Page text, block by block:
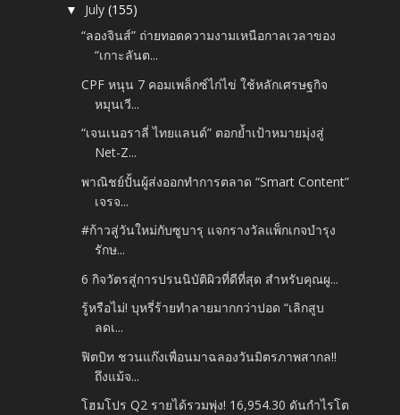
▼ July(155)
“ลองจินส์” ถ่ายทอดความงามเหนือกาลเวลาของ
“เกาะลันต...
CPF หนุน 7 คอมเพล็กซ์ไก่ไข่ ใช้หลักเศรษฐกิจ
หมุนเวี...
“เจนเนอราลี่ ไทยแลนด์” ตอกย้ำเป้าหมายมุ่งสู่
Net-Z...
พาณิชย์ปั้นผู้ส่งออกทำการตลาด “Smart Content”
เจรจ...
#ก้าวสู่วันใหม่กับซูบารุ แจกรางวัลแพ็กเกจบำรุง
รักษ...
6 กิจวัตรสู่การปรนนิบัติผิวที่ดีที่สุด สำหรับคุณผู...
รู้หรือไม่! บุหรี่ร้ายทำลายมากกว่าปอด “เลิกสูบ
ลดเ...
ฟิตบิท ชวนแก๊งเพื่อนมาฉลองวันมิตรภาพสากล!!
ถึงแม้จ...
โฮมโปร Q2 รายได้รวมพุ่ง! 16,954.30 ดันกำไรโต